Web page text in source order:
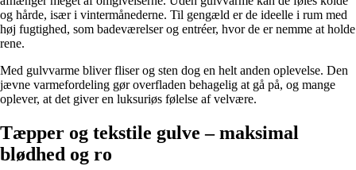
og hårde, især i vintermånederne. Til gengæld er de ideelle i rum med
høj fugtighed, som badeværelser og entréer, hvor de er nemme at holde
rene.
Med gulvvarme bliver fliser og sten dog en helt anden oplevelse. Den
jævne varmefordeling gør overfladen behagelig at gå på, og mange
oplever, at det giver en luksuriøs følelse af velvære.
Tæpper og tekstile gulve – maksimal
blødhed og ro